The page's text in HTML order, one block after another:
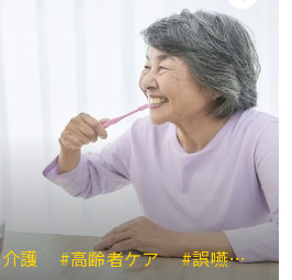
護 #高齢者ケア #誤嚥性肺炎予防